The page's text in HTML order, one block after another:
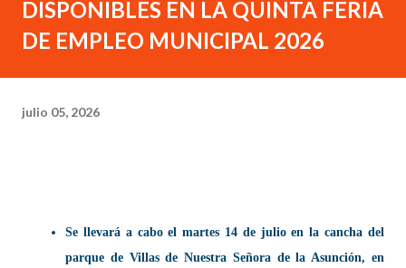
DISPONIBLES EN LA QUINTA FERIA
DE EMPLEO MUNICIPAL 2026
julio 05, 2026
Se llevará a cabo el martes 14 de julio en la cancha del
parque de Villas de Nuestra Señora de la Asunción, en